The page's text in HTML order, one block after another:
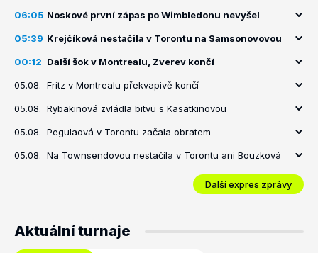
06:05 Noskové první zápas po Wimbledonu nevyšel
05:39 Krejčíková nestačila v Torontu na Samsonovovou
00:12 Další šok v Montrealu, Zverev končí
05.08. Fritz v Montrealu překvapivě končí
05.08. Rybakinová zvládla bitvu s Kasatkinovou
05.08. Pegulaová v Torontu začala obratem
05.08. Na Townsendovou nestačila v Torontu ani Bouzková
Další expres zprávy
Aktuální turnaje